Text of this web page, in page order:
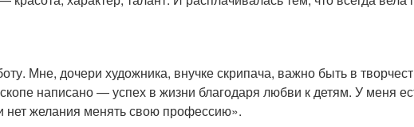
Мне, дочери художника, внучке скрипача, важно быть в
написано — успех в жизни благодаря любви к детям. У меня
желания менять свою профессию».